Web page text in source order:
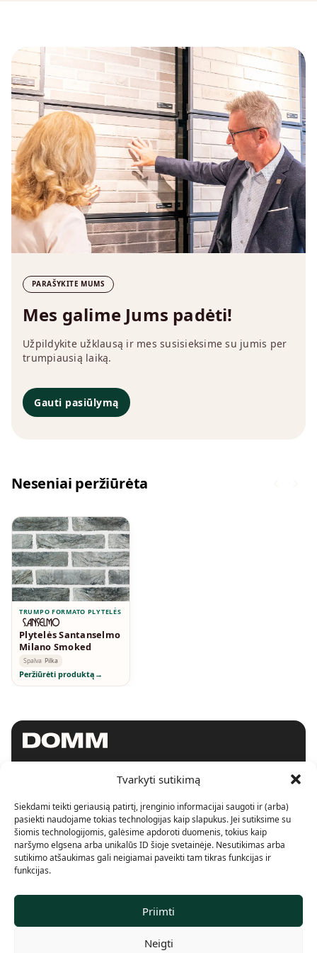
Tvarkyti sutikimą
Siekdami teikti geriausią patirtį, įrenginio informacijai saugoti ir (arba)
pasiekti naudojame tokias technologijas kaip slapukus. Jei sutiksime su
šiomis technologijomis, galėsime apdoroti duomenis, tokius kaip
naršymo elgsena arba unikalūs ID šioje svetainėje. Nesutikimas arba
sutikimo atšaukimas gali neigiamai paveikti tam tikras funkcijas ir
funkcijas.
Priimti
Neigti
PARAŠYKITE MUMS
Mes galime Jums padėti!
Užpildykite užklausą ir mes susisieksime su jumis per
trumpiausią laiką.
Gauti pasiūlymą
Neseniai peržiūrėta
TRUMPO FORMATO PLYTELĖS
Plytelės Santanselmo
Milano Smoked
Spalva Pilka
Peržiūrėti produktą →
Konstitucijos pr. 15
LT-09306, Vilnius.
+370 620 90246
info@domm.lt
Pramonės pr. 4E